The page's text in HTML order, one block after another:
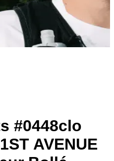
#0448clo
AVENUE